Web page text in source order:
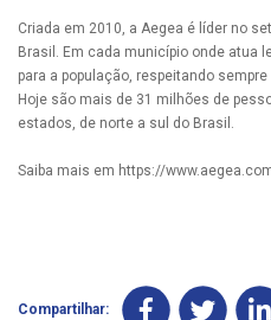
Criada em 2010, a Aegea é líder no
Brasil. Em cada município onde atua
para a população, respeitando
Hoje são mais de 31 milhões de
estados, de norte a sul do Brasil.
Saiba mais em https://
Compartilhar: